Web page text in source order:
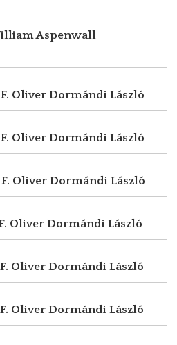
Aspenwall
Oliver Dormándi László
Oliver Dormándi László
Oliver Dormándi László
Oliver Dormándi László
Oliver Dormándi László
Oliver Dormándi László